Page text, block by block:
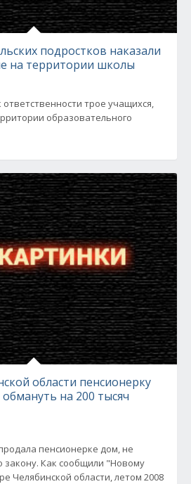
подростков наказали
на территории школы
трое учащихся,
образовательного
области пенсионерку
на 200 тысяч
пенсионерке дом, не
Как сообщили "Новому
Челябинской области, летом 2008